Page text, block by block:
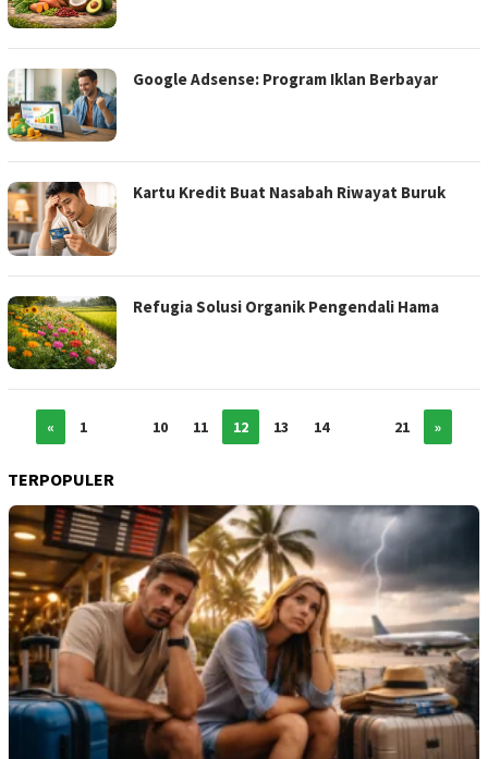
Google Adsense: Program Iklan Berbayar
Kartu Kredit Buat Nasabah Riwayat Buruk
Refugia Solusi Organik Pengendali Hama
« 1 10 11 12 13 14 21 »
TERPOPULER